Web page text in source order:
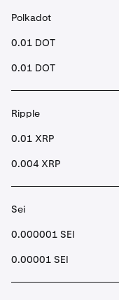
Polkadot
0.01 DOT
0.01 DOT
Ripple
0.01 XRP
0.004 XRP
Sei
0.000001 SEI
0.00001 SEI